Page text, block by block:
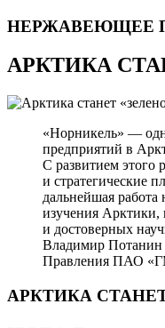
НЕРЖАВЕЮЩЕЕ
АРКТИКА
«Норникель» —
предприятий в
С развитием этого
и стратегические
дальнейшая работа
изучения Арктики,
и достоверных
Владимир Потанин
Правления ПАО
АРКТИКА